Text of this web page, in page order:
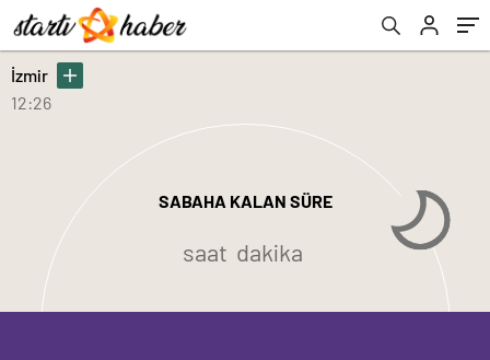
İzmir
12:26
SABAHA KALAN SÜRE
saat dakika